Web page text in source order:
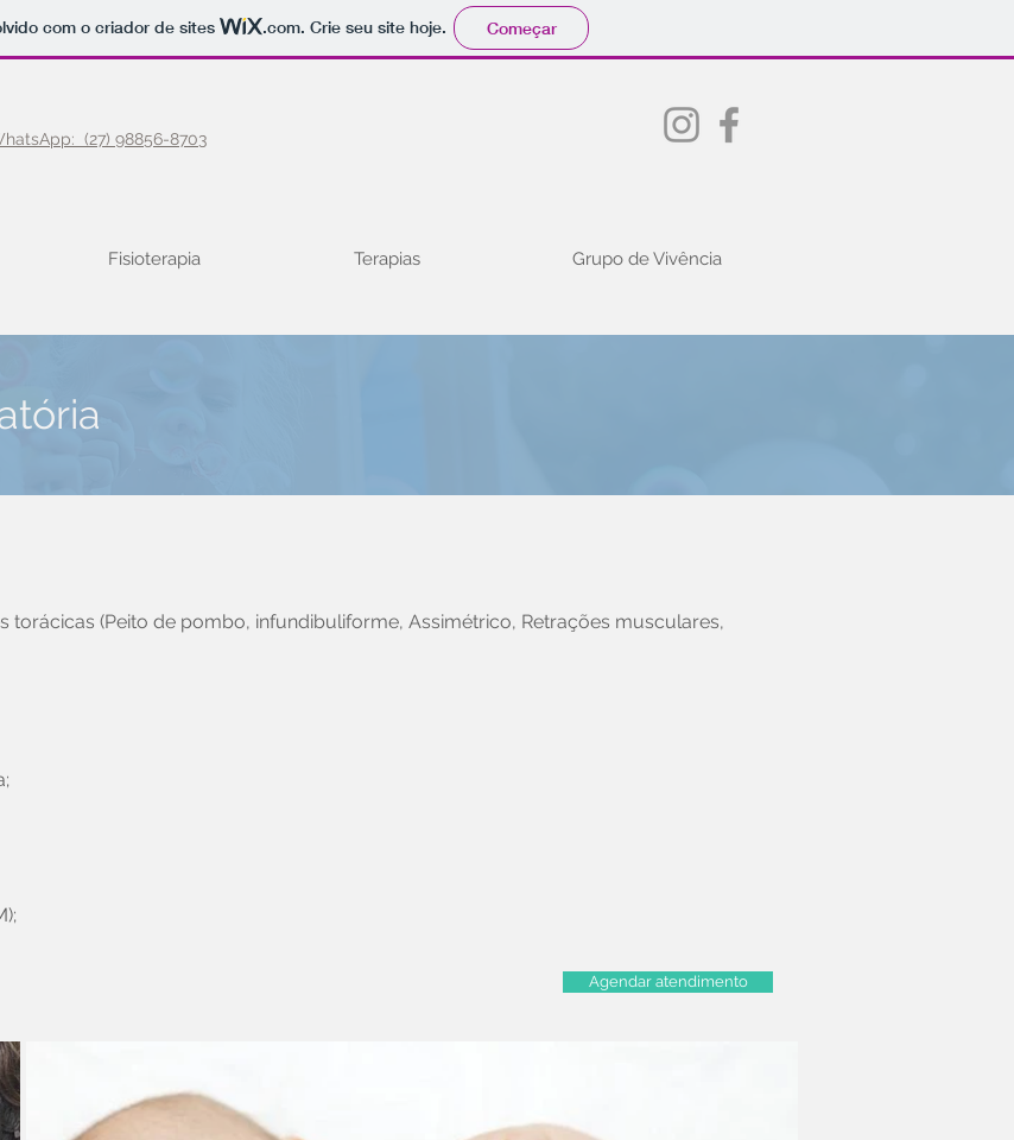
com o criador de sites .com. Crie seu site hoje. Começar
(27) 98856-8703
Fisioterapia Terapias Grupo de Vivência
torácicas (Peito de pombo, infundibuliforme, Assimétrico, Retrações musculares,
Agendar atendimento